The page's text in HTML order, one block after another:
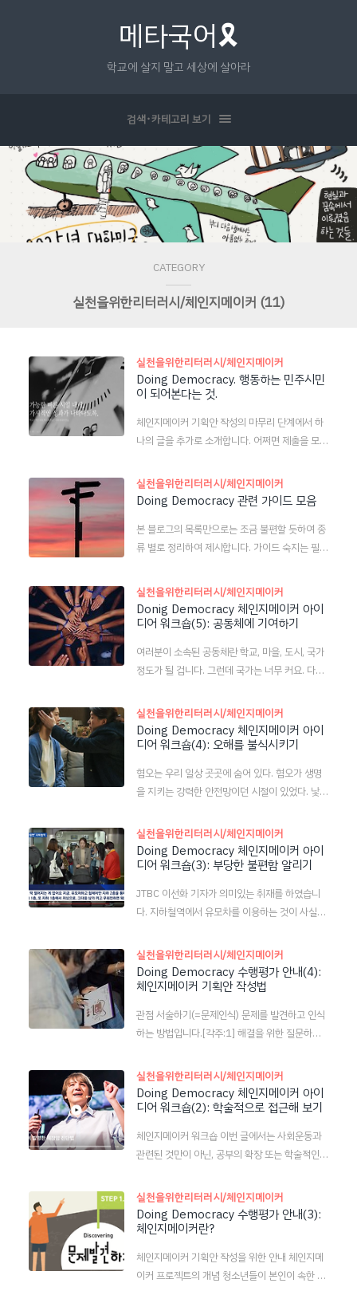
메타국어🎗
학교에 살지 말고 세상에 살아라
검색･카테고리 보기
CATEGORY
실천을위한리터러시/체인지메이커 (11)
실천을위한리터러시/체인지메이커
Doing Democracy. 행동하는 민주시민
이 되어본다는 것.
체인지메이커 기획안 작성의 마무리 단계에서 하
나의 글을 추가로 소개합니다. 어쩌면 제출을 모두
상하기. '정치가 문제야'라고 모두가 생각하지만,
'새로운 정치를 들고 나오는 기존 정치인'들이 계
할 정당에 투표하지 못한다. 이렇게 계속 가다간
사회의 부정의와 불합리를 해결할 수 없겠다는 암
내가 내린 결론은 '교육이 문제'라는 거였다. 창의
성이다 자율이다 자치다 교육과정이 바뀔수록 좋
은 말은 많이 들어가는데, 아직까지 교육과정의 변
학생더러 '미래 시민'이나 '미래의 주역'이라고 이
야기하면서, 잘못된 학교 문화..
실천을위한리터러시/체인지메이커
Doing Democracy 관련 가이드 모음
본 블로그의 목록만으로는 조금 불편할 듯하여 종
류 별로 정리하여 제시합니다. 가이드 숙지는 필수
1] 수행평가 안내(필독!!) Doing Democracy
수행평가 안내(1): 교재 작성법 및 평가기준 http
s://googeo.kr/entry/Doing-Democracy D
https://googeo.kr/entry/Doing-Democra
cy-guide Doing Democracy 수행평가 안내
ry/Doing-Democracy-2 Doing Democrac
y 수행평가 안내(4): 체인지메이커 기획안 작성법
https://googeo.kr..
실천을위한리터러시/체인지메이커
Donig Democracy 체인지메이커 아이
디어 워크숍(5): 공동체에 기여하기
여러분이 소속된 공동체란 학교, 마을, 도시, 국가
정도가 될 겁니다. 그런데 국가는 너무 커요. 다른
까지만 얘기하려고 합니다. 학교에 기여하는 것은
학교 구성원들이 봉착해 있는 문제에 관심을 가지
면서 시작됩니다. 예를 들어, “우리 학교에 최근
➔ “내가 할 수 있는 일은 무엇일까?” (솔루션 고
민) ➔ “이렇게 해 보자!” (행동) 이런 흐름이 가능
‘나만의 언론’입니다. ‘수기위인’이라는 것이 있지
만 한정된 학생들이 학교를 대표하여 발행하는 책
자이지요. 봉사소감문집이라는 컨셉도 뚜렷하고
요. 대신 마음 맞는 몇 명이 모여서 자체 신문을 발
행하거나..
실천을위한리터러시/체인지메이커
Doing Democracy 체인지메이커 아이
디어 워크숍(4): 오해를 불식시키기
혐오는 우리 일상 곳곳에 숨어 있다. 혐오가 생명
을 지키는 강력한 안전망이던 시절이 있었다. 낯선
흉한 속셈이 있는지 알 도리가 없었기 때문이다.
낯선 냄새와 색깔, 짐승과 의례를 경계했다. 석기
시대 이야기다. 혐오의 근거는 무식이다. 모르면
안다. 질병의 원인을 알고 있고 든든한 사회안전망
이 있다. 하여 이제 혐오는 더 이상 안전망이 아니
혐오, HIV 환자 혐오, 성소수자 혐오는 무식에서
비롯된 사회적 질병이다. 사회적 질병은 개인이 아
니라 사회가 책임지고 고쳐줘야 한다. 적어도 문명
사회라면 사회가 그 정도 서비스는 해야 한다. 칼
럼 전체 읽기 https:..
실천을위한리터러시/체인지메이커
Doing Democracy 체인지메이커 아이
디어 워크숍(3): 부당한 불편함 알리기
JTBC 이선화 기자가 의미있는 취재를 하였습니
다. 지하철역에서 유모차를 이용하는 것이 사실상
사회적인 위기감 등과 상당히 괴리가 있는 것은 물
론, '모든 이'들이 공공시설물을 차별 없이 이용해
야 한다는 우리의 상식과도 동떨어진 내용이라 상
를 해 볼 수 있어요. 유모차를 가지고 포항의 백화
점 한 곳을 방문해 보세요. 같은 방법으로 마트를
요. 버스를 타 보세요. 그 입장이 되어서 경험해 보
면 무엇이 문제인지 비교적 구체적으로 알 수 있게
됩니다. 여러분들도 주변을 둘러보면 이렇게 당연
하지 않은 불편함을 느낀 경험이 많을 것입니다.
학생이라서, 여자라서, 키가 작아..
실천을위한리터러시/체인지메이커
Doing Democracy 수행평가 안내(4):
체인지메이커 기획안 작성법
관점 서술하기(=문제인식) 문제를 발견하고 인식
하는 방법입니다.[각주:1] 해결을 위한 질문하기
침을 제시해주는 질문입니다.[각주:2] 기획안을
작성할 때는 ― 1. 이렇게 생성한 질문을 제목으로
작성하세요. 2. 프로젝트가 진행된 사실을 순서대
실천할 점[각주:3]을 표현합니다. 단, 문제에 대해
서는 다음 내용을 기록합니다. (무엇이 문제인가?
솔루션에 대해서는 다음 내용을 기록합니다. (무
엇을 할 것인가? / 어떻게 할 것인가? / 왜 하는
가? / 언제 할 것인가? / 어디서 할 것인가? / 누구
와 함께 할 것인가? / 기대되는 변화) 3. 팀원이..
실천을위한리터러시/체인지메이커
Doing Democracy 체인지메이커 아이
디어 워크숍(2): 학술적으로 접근해 보기
체인지메이커 워크숍 이번 글에서는 사회운동과
관련된 것만이 아닌, 공부의 확장 또는 학술적인
다. 2013년 TED에서 아주 유명한 강연 중 하나
였던 잭 안드라카의 강연[각주:1]을 보세요. 강연
을 보면 이 학생의 이야기가 이렇게 흘러갑니다.
션 ➔ 행동하기 ➔ 실패 ➔ 솔루션 ➔ 행동하기 ➔
실패 ➔ ... 성공(?) 결코 쉽지 않은 과정이지요. 나
실천을위한리터러시/체인지메이커
Doing Democracy 수행평가 안내(3):
체인지메이커란?
체인지메이커 기획안 작성을 위한 안내 체인지메
이커 프로젝트의 개념 청소년들이 본인이 속한 커